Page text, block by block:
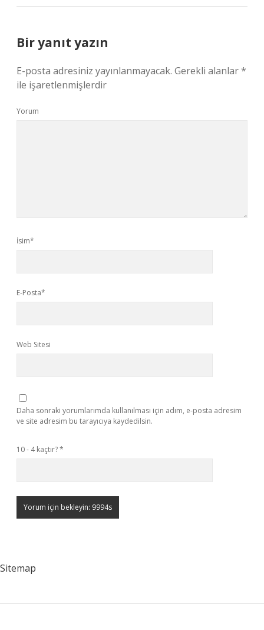
Bir yanıt yazın
E-posta adresiniz yayınlanmayacak. Gerekli alanlar*
ile işaretlenmişlerdir
Yorum
İsim*
E-Posta*
Web Sitesi
Daha sonraki yorumlarımda kullanılması için adım, e-posta adresim
ve site adresim bu tarayıcıya kaydedilsin.
10 - 4 kaçtır?*
Sitemap